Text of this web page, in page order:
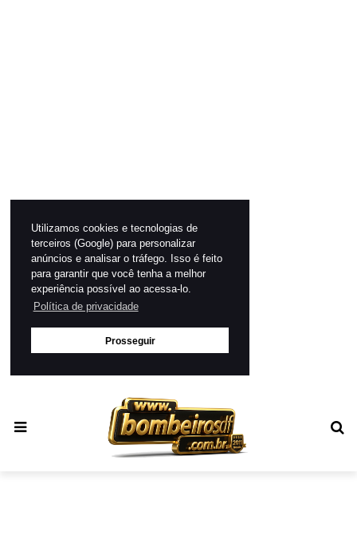
Utilizamos cookies e tecnologias de
terceiros (Google) para personalizar
anúncios e analisar o tráfego. Isso é feito
para garantir que você tenha a melhor
experiência possível ao acessa-lo.
Política de privacidade
Prosseguir